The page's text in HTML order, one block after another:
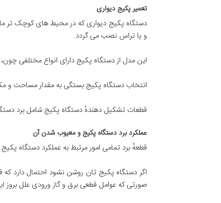
تعمیر پکیج دیواری
دستگاه پکیج دیواری که در محیط های کوچک تر
و یا تراس نصب می گردد.
این مدل از دستگاه پکیج دارای انواع مختلفی
انتخاب دستگاه پکیج بستگی به مقدار مساحت و
قطعات تشکیل دهندهٔ دستگاه پکیج شامل برد
عملکرد برد دستگاه پکیج و معیوب شدن آن
قطعهٔ برد تمامی امور مرتبط به عملکرد دستگاه
اگر دستگاه پکیج تان روشن نشود احتمال دارد
صورتی که عوامل قطعی برق و گاز ورودی علل بروز